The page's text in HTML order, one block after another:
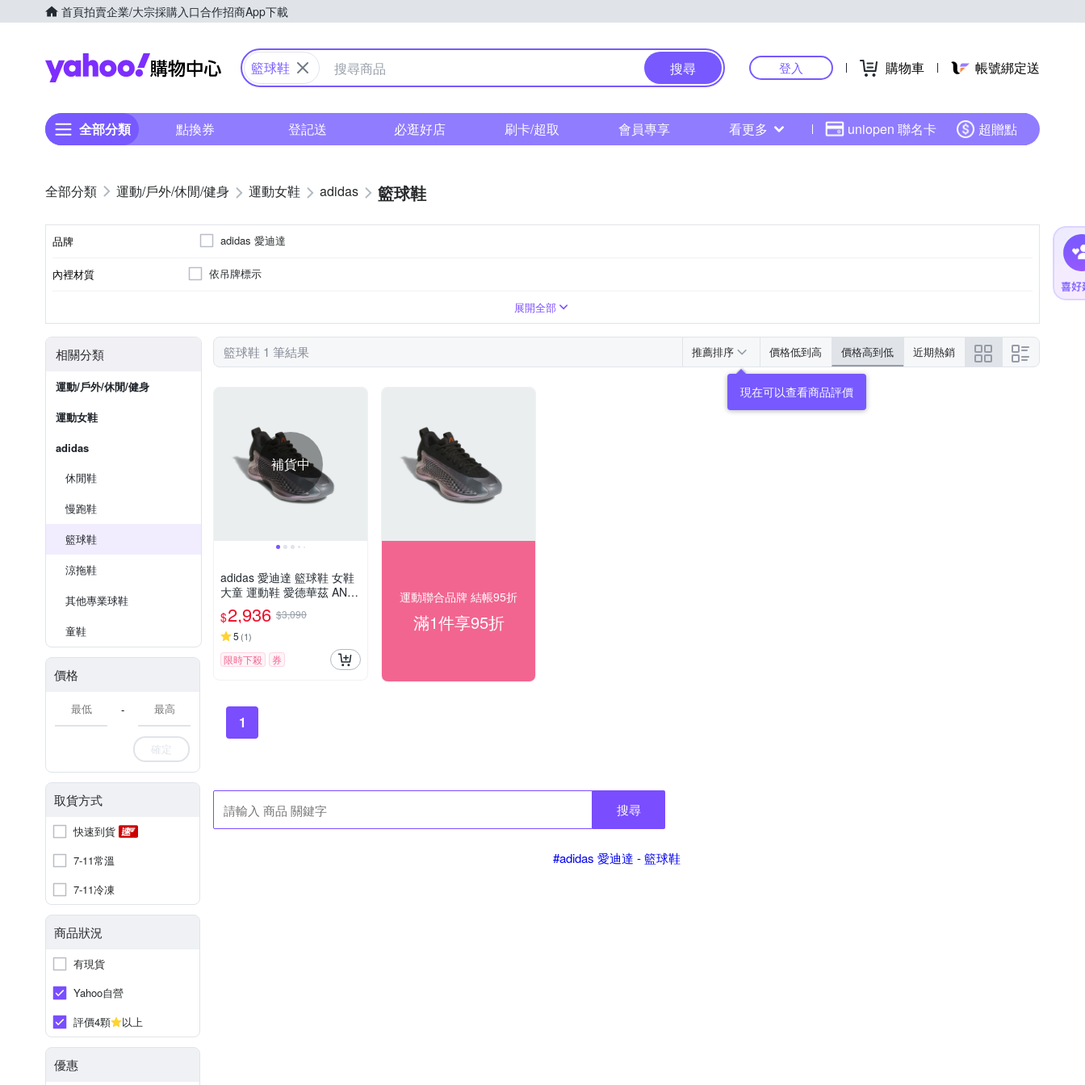
首頁拍賣企業/大宗採購入口合作招商App下載
Yahoo購物中心
籃球鞋 搜尋 登入 購物車 帳號綁定送
全部分類 點換券 登記送 必逛好店 刷卡/超取 會員專享 看更多 uniopen 聯名卡 超贈點
運動/戶外/休閒/健身 運動女鞋 adidas 籃球鞋
品牌 adidas 愛迪達
內裡材質 依吊牌標示
展開全部
相關分類
運動/戶外/休閒/健身
運動女鞋
adidas
休閒鞋
慢跑鞋
籃球鞋
涼拖鞋
其他專業球鞋
童鞋
價格
-
確定
取貨方式
快速到貨
7-11常溫
7-11冷凍
商品狀況
有現貨
Yahoo自營
評價4顆
以上
優惠
籃球鞋 1 筆結果 推薦排序 價格低到高 價格高到低 近期熱銷
現在可以查看商品評價
補貨中
adidas 愛迪達 籃球鞋 女鞋
大童 運動鞋 愛德華茲 ANT
HONY EDWARDS 1 J LOW
銀黑 JQ8885
$2,936 $3,090
5 (1)
限時下殺 券
運動聯合品牌 結帳95折
滿1件享95折
1
搜尋
#adidas 愛迪達 - 籃球鞋